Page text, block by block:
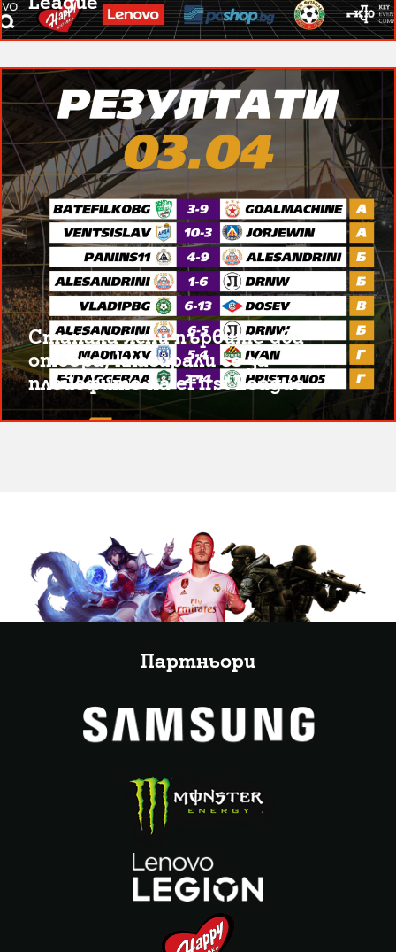
Станаха ясни първите два
отбора, класирали се за
плейофите на eFirst League
Партньори